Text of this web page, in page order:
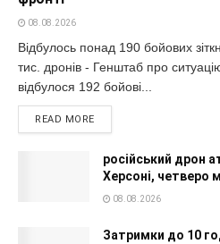
08.08.2026
Відбулось понад 190 бойових
тис. дронів - Генштаб про
відбулося 192 бойові...
READ MORE
російський дрон
Херсоні, четверо
08.08.2026
Затримки до 10